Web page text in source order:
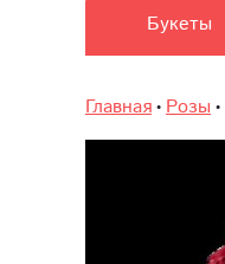
Букеты
Главная Розы